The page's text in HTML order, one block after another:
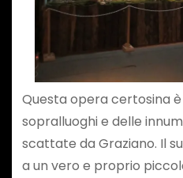
Questa opera certosina
sopralluoghi e delle
scattate da Graziano. Il
a un vero e proprio